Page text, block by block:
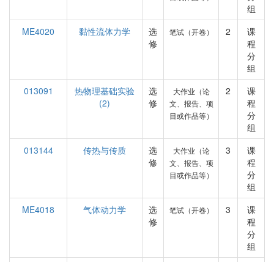
组
ME4020
黏性流体力学
选
修
笔试（开卷） 2
课
程
分
组
013091
热物理基础实验
(2)
选
修
大作业（论
文、报告、项
目或作品等）
2
课
程
分
组
013144
传热与传质
选
修
大作业（论
文、报告、项
目或作品等）
3
课
程
分
组
ME4018
气体动力学
选
修
笔试（开卷） 3
课
程
分
组